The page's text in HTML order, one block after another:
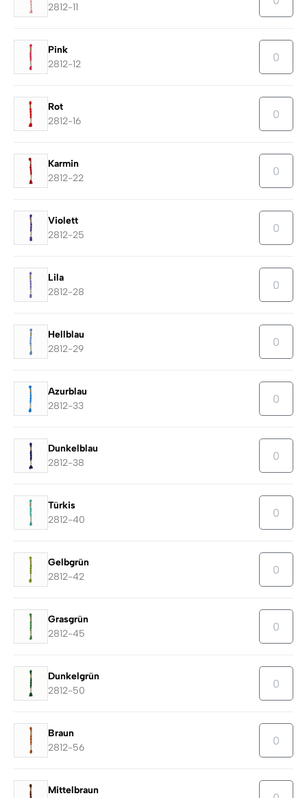
2812-11
Pink
2812-12
Rot
2812-16
Karmin
2812-22
Violett
2812-25
Lila
2812-28
Hellblau
2812-29
Azurblau
2812-33
Dunkelblau
2812-38
Türkis
2812-40
Gelbgrün
2812-42
Grasgrün
2812-45
Dunkelgrün
2812-50
Braun
2812-56
Mittelbraun